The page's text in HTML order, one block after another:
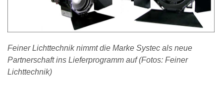
Feiner Lichttechnik nimmt die Marke Systec als neue
Partnerschaft ins Lieferprogramm auf (Fotos: Feiner
Lichttechnik)